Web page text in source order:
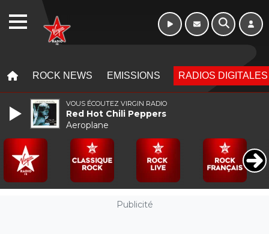
ROCK NEWS EMISSIONS RADIOS DIGITALES
Publicité
VOUS ÉCOUTEZ VIRGIN RADIO
Red Hot Chili Peppers
Aeroplane
WEBRADIO Week-end de 06h
à 12h